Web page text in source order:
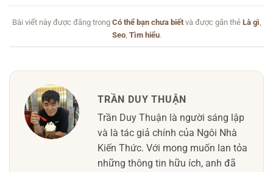
Bài viết này được đăng trong Có thể bạn chưa biếtvà được gắn thẻ Là gì,
Seo, Tìm hiểu.
TRẦN DUY THUẬN
Trần Duy Thuận là người sáng lập
và là tác giả chính của Ngôi Nhà
Kiến Thức. Với mong muốn lan tỏa
những thông tin hữu ích, anh đã